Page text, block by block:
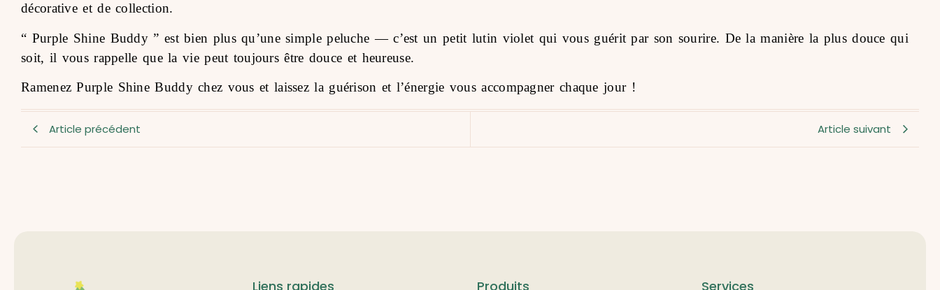
décorative et de collection.
“ Purple Shine Buddy ” est bien plus qu’une simple peluche — c’est un petit lutin violet qui vous guérit par son sourire. De la manière la plus douce qui
soit, il vous rappelle que la vie peut toujours être douce et heureuse.
Ramenez Purple Shine Buddy chez vous et laissez la guérison et l’énergie vous accompagner chaque jour !
Article précédent Article suivant
Liens rapides Produits Services